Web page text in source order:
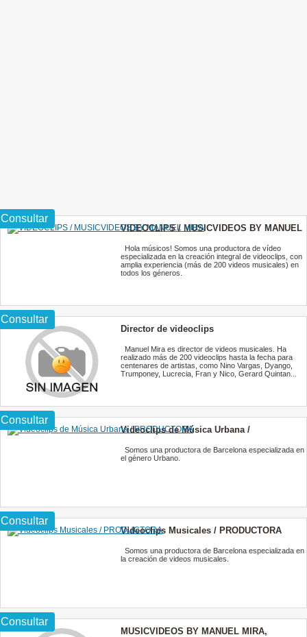
Consultar
VIDEOCLIPS / MUSICVIDEOS BY MANUEL
Hola músicos! Somos una productora de vídeo
especializada en la creación integral de videoclips, con
amplia experiencia (más de 200 videos musicales) en
todos los géneros.
Consultar
Director de videoclips
Manuel Mira es director de videos musicales. Ha
realizado más de 200 videoclips hasta la fecha para
centenares de artistas, como Nino Vargas, Dyango,
Trumponey, Lucrecia, Fran y Nico, Gerard Quintan...
Consultar
Videoclips de Música Urbana /
Somos una productora de Barcelona especializada en
el género Urbano.
Consultar
Videoclips Musicales / PRODUCTORA
Somos una productora de Barcelona especializada en
la creación de videos musicales.
Consultar
MUSICVIDEOS BY MANUEL MIRA,